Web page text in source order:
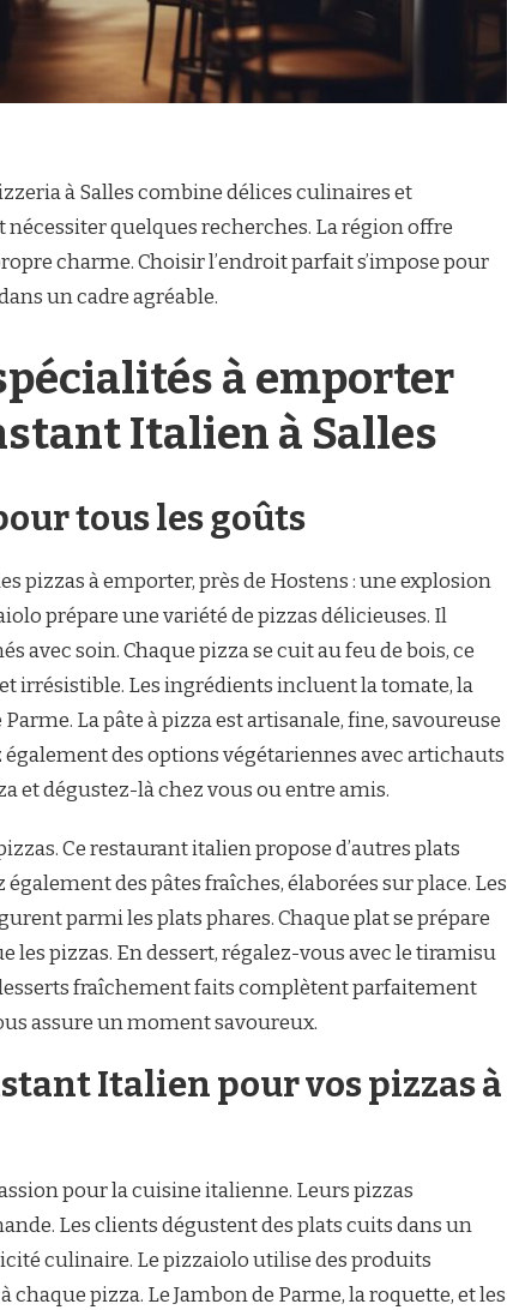
à Salles combine délices culinaires et
quelques recherches. La région offre
charme. Choisir l’endroit parfait s’impose pour
un cadre agréable.
à emporter
Italien à Salles
tous les goûts
pizzas à emporter, près de Hostens : une explosion
prépare une variété de pizzas délicieuses. Il
avec soin. Chaque pizza se cuit au feu de bois, ce
irrésistible. Les ingrédients incluent la tomate, la
La pâte à pizza est artisanale, fine, savoureuse
des options végétariennes avec artichauts
et dégustez-là chez vous ou entre amis.
Ce restaurant italien propose d’autres plats
des pâtes fraîches, élaborées sur place. Les
parmi les plats phares. Chaque plat se prépare
les pizzas. En dessert, régalez-vous avec le tiramisu
fraîchement faits complètent parfaitement
assure un moment savoureux.
Italien pour vos pizzas à
pour la cuisine italienne. Leurs pizzas
Les clients dégustent des plats cuits dans un
culinaire. Le pizzaiolo utilise des produits
pizza. Le Jambon de Parme, la roquette, et les